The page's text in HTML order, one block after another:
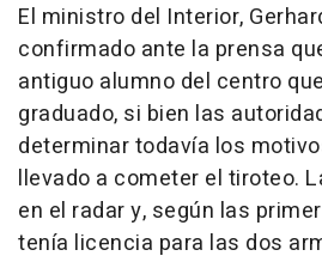
El ministro del Interior,
confirmado ante la prensa
antiguo alumno del centro
graduado, si bien las
determinar todavía los
llevado a cometer el tiroteo.
en el radar y, según las
tenía licencia para las dos